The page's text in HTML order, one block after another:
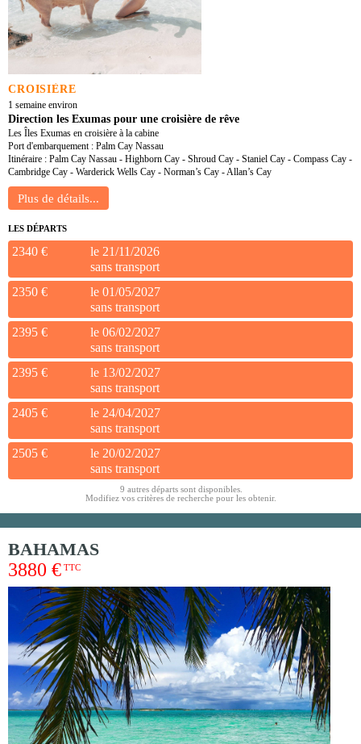
CROISIÈRE
1 semaine environ
Direction les Exumas pour une croisière de rêve
Les Îles Exumas en croisière à la cabine
Port d'embarquement : Palm Cay Nassau
Itinéraire : Palm Cay Nassau - Highborn Cay - Shroud Cay - Staniel Cay - Compass Cay -
Cambridge Cay - Warderick Wells Cay - Norman’s Cay - Allan’s Cay
LES DÉPARTS
2340 €
le 21/11/2026
sans transport
2350 €
le 01/05/2027
sans transport
2395 €
le 06/02/2027
sans transport
2395 €
le 13/02/2027
sans transport
2405 €
le 24/04/2027
sans transport
2505 €
le 20/02/2027
sans transport
9 autres départs sont disponibles.
Modifiez vos critères de recherche pour les obtenir.
BAHAMAS
3880 € TTC